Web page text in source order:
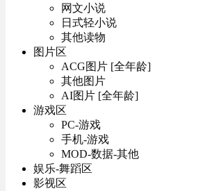
网文小说
日式轻小说
其他读物
图片区
ACG图片 [全年龄]
其他图片
AI图片 [全年龄]
游戏区
PC-游戏
手机-游戏
MOD-数据-其他
娱乐-舞蹈区
影视区